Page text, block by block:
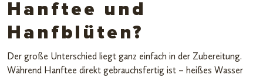
Hanftee und
Hanfblüten?
Der große Unterschied liegt ganz einfach in der Zubereitung.
Während Hanftee direkt gebrauchsfertig ist – heißes Wasser